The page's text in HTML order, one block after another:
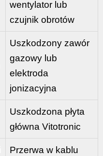
wentylator lub
czujnik obrotów
Uszkodzony zawór
gazowy lub
elektroda
jonizacyjna
Uszkodzona płyta
główna Vitotronic
Przerwa w kablu